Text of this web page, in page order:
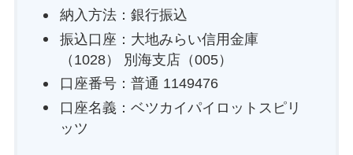
納入方法：銀行振込
振込口座：大地みらい信用金庫
（1028） 別海支店（005）
口座番号：普通 1149476
口座名義：ベツカイパイロットスピリ
ッツ